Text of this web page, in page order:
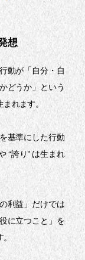
想
動が「自分・自
どうか」という
れます。
基準にした行動
“誇り” は生まれ
利益」だけでは
に立つこと」を